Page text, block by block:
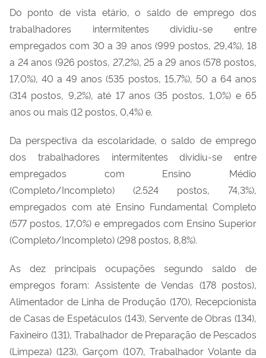
Do ponto de vista etário, o saldo de emprego dos
trabalhadores intermitentes dividiu-se entre
empregados com 30 a 39 anos (999 postos, 29,4%), 18
a 24 anos (926 postos, 27,2%), 25 a 29 anos (578 postos,
17,0%), 40 a 49 anos (535 postos, 15,7%), 50 a 64 anos
(314 postos, 9,2%), até 17 anos (35 postos, 1,0%) e 65
anos ou mais (12 postos, 0,4%) e.
Da perspectiva da escolaridade, o saldo de emprego
dos trabalhadores intermitentes dividiu-se entre
empregados com Ensino Médio
(Completo/Incompleto) (2.524 postos, 74,3%),
empregados com até Ensino Fundamental Completo
(577 postos, 17,0%) e empregados com Ensino Superior
(Completo/Incompleto) (298 postos, 8,8%).
As dez principais ocupações segundo saldo de
empregos foram: Assistente de Vendas (178 postos),
Alimentador de Linha de Produção (170), Recepcionista
de Casas de Espetáculos (143), Servente de Obras (134),
Faxineiro (131), Trabalhador de Preparação de Pescados
(Limpeza) (123), Garçom (107), Trabalhador Volante da